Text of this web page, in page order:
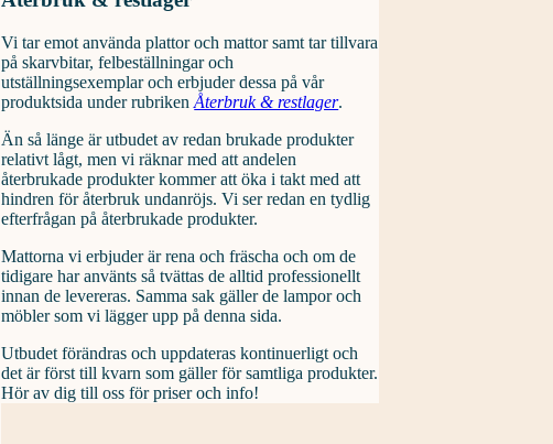
Vi tar emot använda plattor och mattor samt tar tillvara
på skarvbitar, felbeställningar och
utställningsexemplar och erbjuder dessa på vår
produktsida under rubrikenÅterbruk & restlager.
Än så länge är utbudet av redan brukade produkter
relativt lågt, men vi räknar med att andelen
återbrukade produkter kommer att öka i takt med att
hindren för återbruk undanröjs. Vi ser redan en tydlig
efterfrågan på återbrukade produkter.
Mattorna vi erbjuder är rena och fräscha och om de
tidigare har använts så tvättas de alltid professionellt
innan de levereras. Samma sak gäller de lampor och
möbler som vi lägger upp på denna sida.
Utbudet förändras och uppdateras kontinuerligt och
det är först till kvarn som gäller för samtliga produkter.
Hör av dig till oss för priser och info!